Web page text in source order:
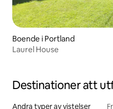
Boende i Portland
Laurel House
Destinationer att
Andra typer av vistelser